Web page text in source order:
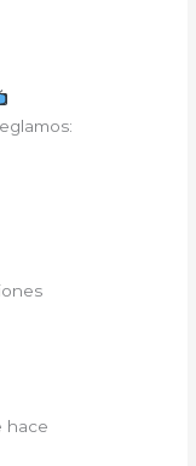
hace